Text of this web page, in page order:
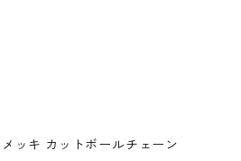
ッキ カットボールチェーン